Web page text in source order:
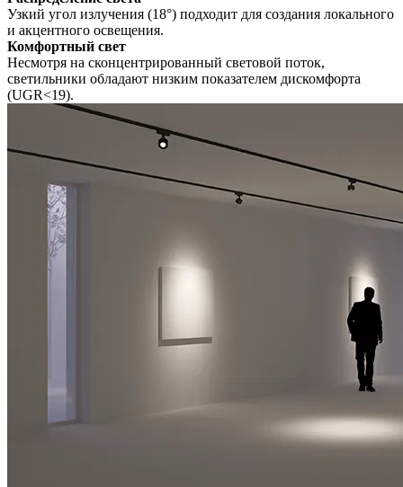
Узкий угол излучения (18°) подходит для создания локального
и акцентного освещения.
Комфортный свет
Несмотря на сконцентрированный световой поток,
светильники обладают низким показателем дискомфорта
(UGR<19).